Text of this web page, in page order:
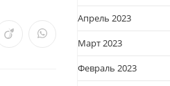
Открывается
Открывается
новом
Апрель 2023
Март 2023
Февраль 2023